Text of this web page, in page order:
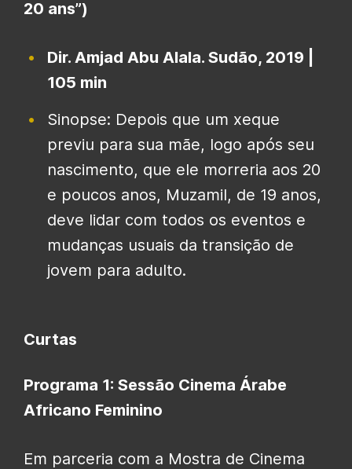
20 ans”)
Dir. Amjad Abu Alala. Sudão, 2019 |
105 min
Sinopse: Depois que um xeque
previu para sua mãe, logo após seu
nascimento, que ele morreria aos 20
e poucos anos, Muzamil, de 19 anos,
deve lidar com todos os eventos e
mudanças usuais da transição de
jovem para adulto.
Curtas
Programa 1: Sessão Cinema Árabe
Africano Feminino
Em parceria com a Mostra de Cinema